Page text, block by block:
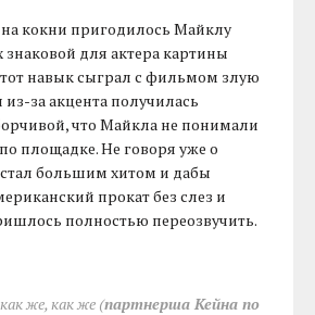
кокни пригодилось Майклу
знаковой для актера картины
навык сыграл с фильмом злую
за акцента получилась
что Майкла не понимали
площадке. Не говоря уже о
большим хитом и дабы
прокат без слез и
полностью переозвучить.
же, как же (партнерша Кейна по